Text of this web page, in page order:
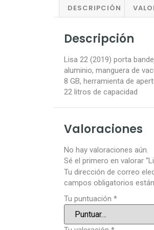
DESCRIPCIÓN
Descripción
Lisa 22 (2019) porta
aluminio, manguera de
8 GB, herramienta de
22 litros de capacidad
Valoraciones
No hay valoraciones aún.
Sé el primero en valorar
Tu dirección de correo
campos obligatorios
Tu puntuación *